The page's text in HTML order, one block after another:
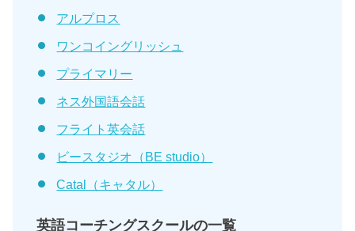
アルプロス
ワンコイングリッシュ
プライマリー
ネス外国語会話
フライト英会話
ビースタジオ（BE studio）
Catal（キャタル）
英語コーチングスクールの一覧